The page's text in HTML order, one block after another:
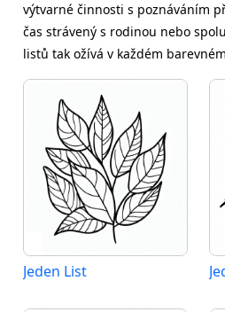
výtvarné činnosti s poznáváním
čas strávený s rodinou nebo
listů tak ožívá v každém
Jeden List